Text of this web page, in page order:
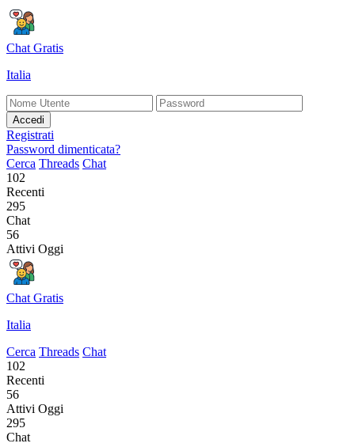
Chat Gratis
Italia
Accedi
Registrati
Password dimenticata?
Cerca Threads Chat
102
Recenti
295
Chat
56
Attivi Oggi
Chat Gratis
Italia
Cerca Threads Chat
102
Recenti
56
Attivi Oggi
295
Chat